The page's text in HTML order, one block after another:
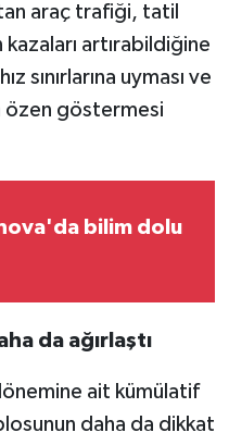
araç trafiği, tatil
artırabildiğine
sınırlarına uyması ve
özen göstermesi
bilim dolu
da ağırlaştı
ait kümülatif
daha da dikkat